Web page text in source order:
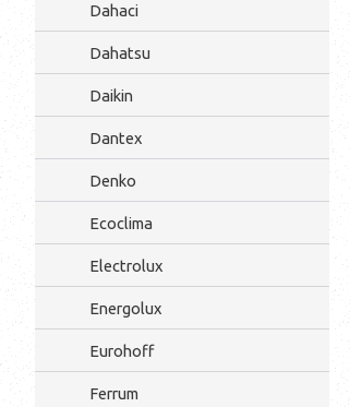
Dahaci
Dahatsu
Daikin
Dantex
Denko
Ecoclima
Electrolux
Energolux
Eurohoff
Ferrum